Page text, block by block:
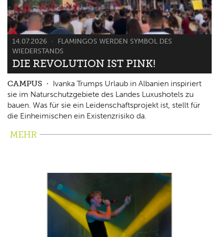
14.07.2026
FLAMINGOS WERDEN SYMBOL DES
WIEDERSTANDS
DIE REVOLUTION IST PINK!
CAMPUS
Ivanka Trumps Urlaub in Albanien inspiriert
sie im Naturschutzgebiete des Landes Luxushotels zu
bauen. Was für sie ein Leidenschaftsprojekt ist, stellt für
die Einheimischen ein Existenzrisiko da.
MEHR